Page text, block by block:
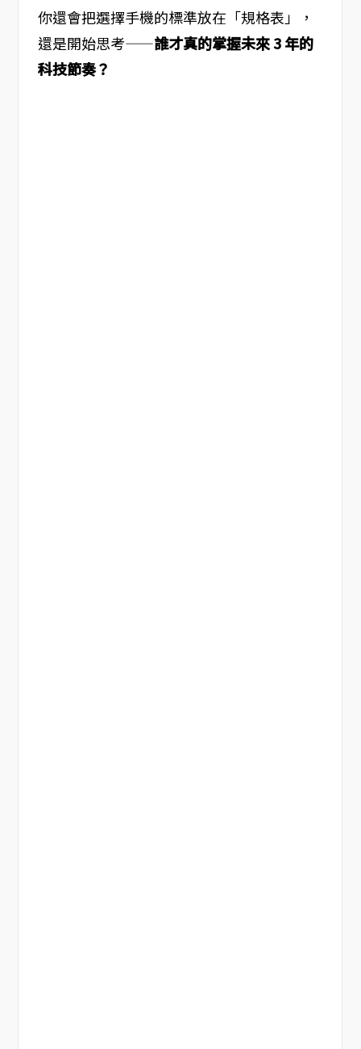
你還會把選擇手機的標準放在「規格表」，
還是開始思考——誰才真的掌握未來 3 年的
科技節奏？